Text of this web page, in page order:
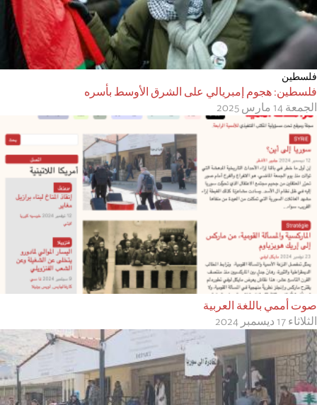
فلسطين
فلسطين: هجوم إمبريالي على الشرق الأوسط بأسره
الجمعة 14 مارس 2025
صوت أممي ‎باللغة العربية
الثلاثاء 17 ديسمبر 2024